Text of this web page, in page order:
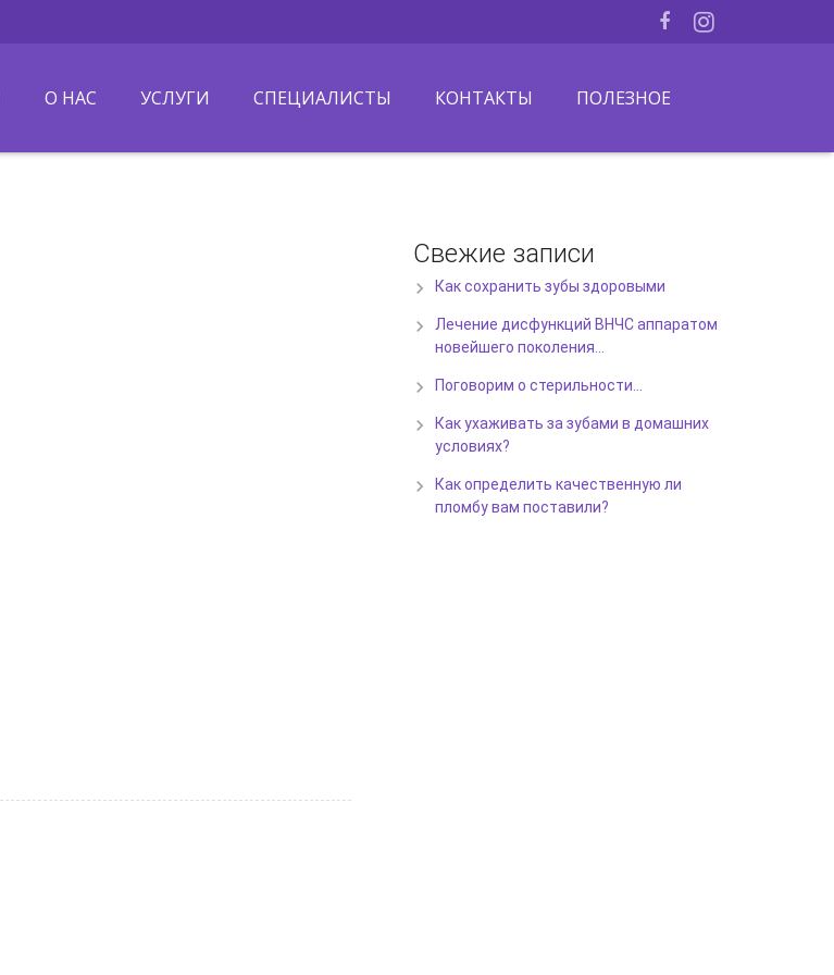
О НАС УСЛУГИ СПЕЦИАЛИСТЫ КОНТАКТЫ ПОЛЕЗНОЕ
Свежие записи
Как сохранить зубы здоровыми
Лечение дисфункций ВНЧС аппаратом
новейшего поколения…
Поговорим о стерильности…
Как ухаживать за зубами в домашних
условиях?
Как определить качественную ли
пломбу вам поставили?